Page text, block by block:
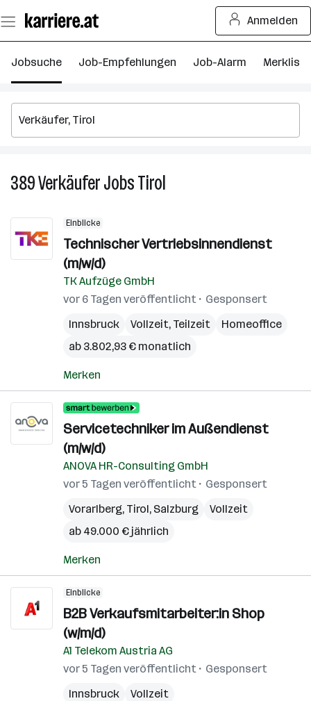
Seiteninhalt
springen
Anmelden
Jobsuche Job-Empfehlungen Job-Alarm Merkliste
389VerkäuferJobsTirol
Tirol
Einblicke
Technischer Vertriebsinnendienst
(m/w/d)
TK Aufzüge GmbH
vor 6 Tagen veröffentlicht
Gesponsert
Innsbruck
Vollzeit, Teilzeit
Homeoffice
ab 3.802,93 € monatlich
Merken
Servicetechniker im Außendienst
(m/w/d)
ANOVA HR-Consulting GmbH
vor 5 Tagen veröffentlicht
Gesponsert
Vorarlberg, Tirol, Salzburg
Vollzeit
ab 49.000 € jährlich
Merken
Einblicke
B2B Verkaufsmitarbeiter:in Shop
(w/m/d)
A1 Telekom Austria AG
vor 5 Tagen veröffentlicht
Gesponsert
Innsbruck
Vollzeit